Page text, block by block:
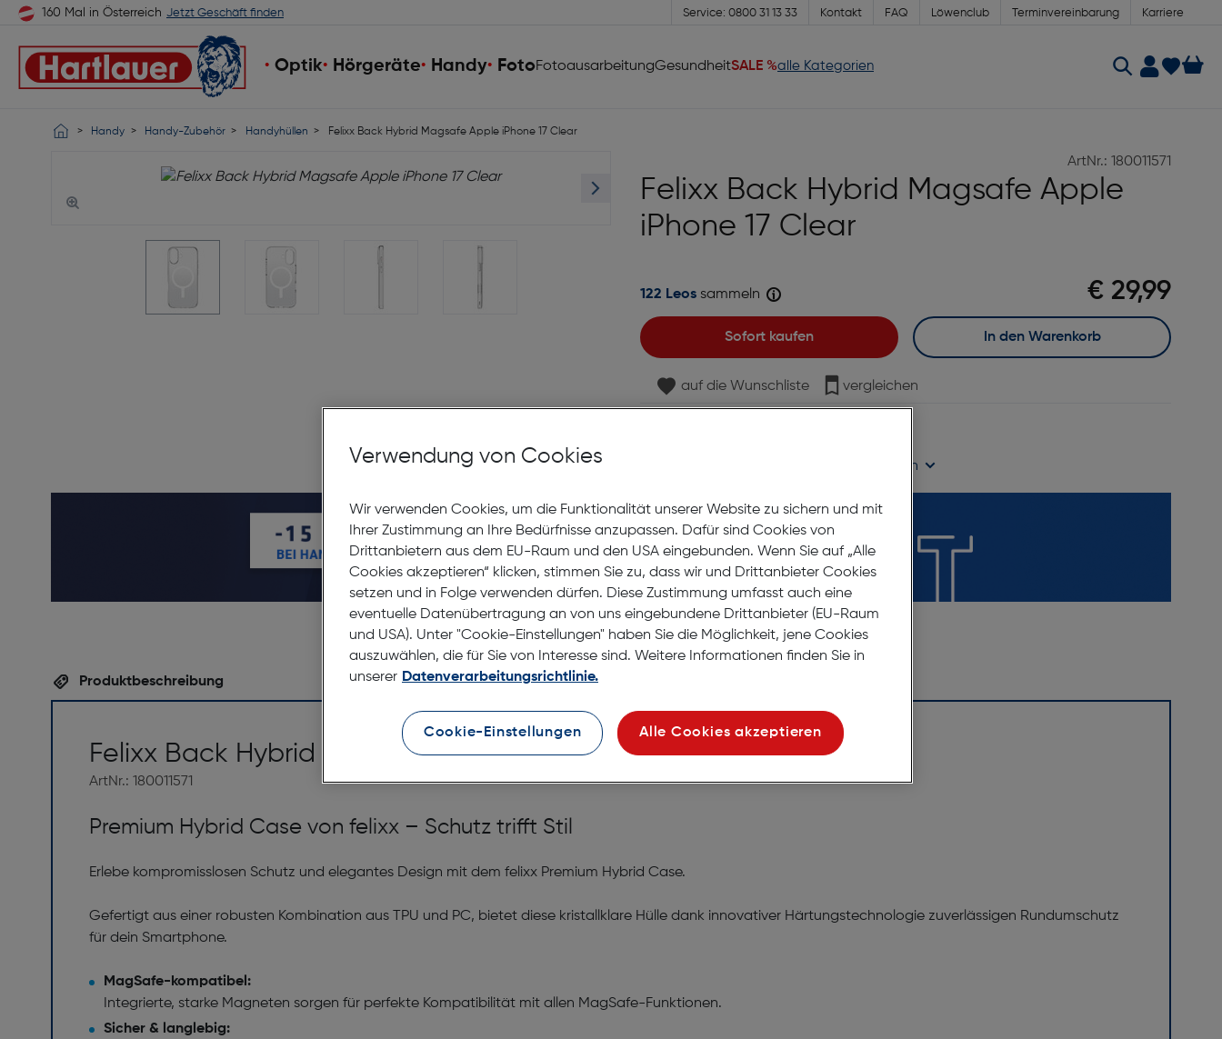
160 Mal in Österreich Jetzt Geschäft finden Service: 0800 31 13 33 Kontakt FAQ Löwenclub Terminvereinbarung Karriere
Optik Hörgeräte Handy FotoFotoausarbeitungGesundheitSALE %alle Kategorien
Handy Handy-Zubehör Handyhüllen Felixx Back Hybrid Magsafe Apple iPhone 17 Clear
ArtNr.: 180011571
Felixx Back Hybrid Magsafe Apple
iPhone 17 Clear
€ 29,99
122 Leos sammeln
Sofort kaufen In den Warenkorb
auf die Wunschliste vergleichen
Verfügbarkeit prüfen
Produktbeschreibung
Felixx Back Hybrid Magsafe Apple iPhone 17 Clear
ArtNr.: 180011571
Premium Hybrid Case von felixx – Schutz trifft Stil
Erlebe kompromisslosen Schutz und elegantes Design mit dem felixx Premium Hybrid Case.
Gefertigt aus einer robusten Kombination aus TPU und PC, bietet diese kristallklare Hülle dank innovativer Härtungstechnologie zuverlässigen Rundumschutz
für dein Smartphone.
MagSafe-kompatibel:
Integrierte, starke Magneten sorgen für perfekte Kompatibilität mit allen MagSafe-Funktionen.
Sicher & langlebig:
Verwendung von Cookies
Wir verwenden Cookies, um die Funktionalität unserer Website zu sichern und mit
Ihrer Zustimmung an Ihre Bedürfnisse anzupassen. Dafür sind Cookies von
Drittanbietern aus dem EU-Raum und den USA eingebunden. Wenn Sie auf „Alle
Cookies akzeptieren“ klicken, stimmen Sie zu, dass wir und Drittanbieter Cookies
setzen und in Folge verwenden dürfen. Diese Zustimmung umfasst auch eine
eventuelle Datenübertragung an von uns eingebundene Drittanbieter (EU-Raum
und USA). Unter "Cookie-Einstellungen" haben Sie die Möglichkeit, jene Cookies
auszuwählen, die für Sie von Interesse sind. Weitere Informationen finden Sie in
unserer Datenverarbeitungsrichtlinie.
Cookie-Einstellungen Alle Cookies akzeptieren